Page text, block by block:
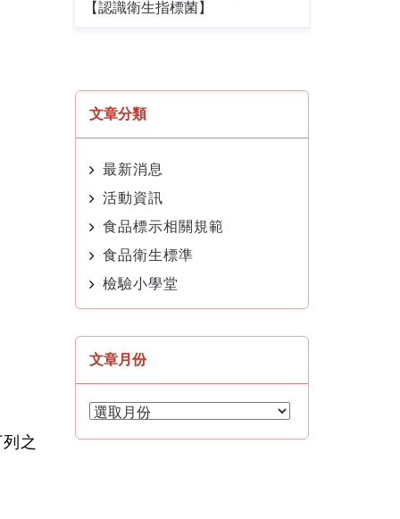
之
【認識衛生指標菌】
文章分類
最新消息
活動資訊
食品標示相關規範
食品衛生標準
檢驗小學堂
文章月份
文